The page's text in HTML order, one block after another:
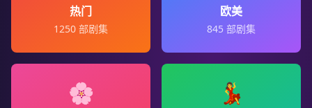
热门
1250 部剧集
欧美
845 部剧集
🌸 💃